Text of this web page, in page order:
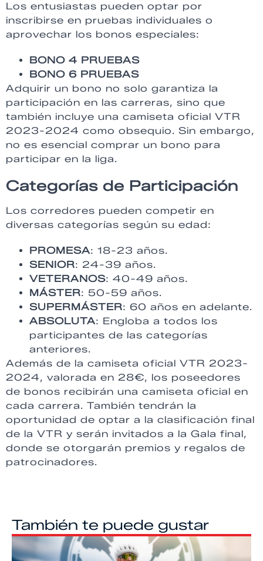
Los entusiastas pueden optar por
inscribirse en pruebas individuales o
aprovechar los bonos especiales:
BONO 4 PRUEBAS
BONO 6 PRUEBAS
Adquirir un bono no solo garantiza la
participación en las carreras, sino que
también incluye una camiseta oficial VTR
2023-2024 como obsequio. Sin embargo,
no es esencial comprar un bono para
participar en la liga.
Categorías de Participación
Los corredores pueden competir en
diversas categorías según su edad:
PROMESA: 18-23 años.
SENIOR: 24-39 años.
VETERANOS: 40-49 años.
MÁSTER: 50-59 años.
SUPERMÁSTER: 60 años en adelante.
ABSOLUTA: Engloba a todos los
participantes de las categorías
anteriores.
Además de la camiseta oficial VTR 2023-
2024, valorada en 28€, los poseedores
de bonos recibirán una camiseta oficial en
cada carrera. También tendrán la
oportunidad de optar a la clasificación final
de la VTR y serán invitados a la Gala final,
donde se otorgarán premios y regalos de
patrocinadores.
También te puede gustar